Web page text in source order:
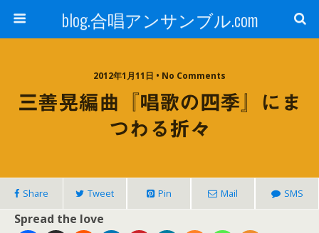
blog.合唱アンサンブル.com
2012年1月11日 • No Comments
三善晃編曲『唱歌の四季』にま
つわる折々
Share Tweet Pin Mail SMS
Spread the love